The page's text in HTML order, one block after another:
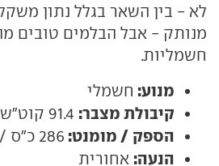
מנותק - אבל הבלמים טובים
חשמליות.
מנוע: חשמלי
קיבולת מצבר:
הספק / מומנט: 286 כ"ס / 44.9 קג"מ
הנעה: אחורית